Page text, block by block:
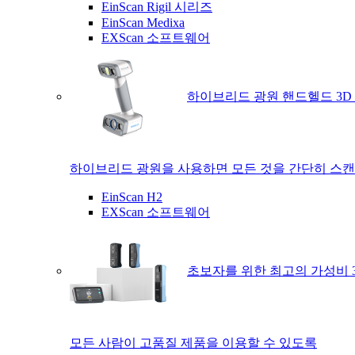
EinScan Rigil 시리즈
EinScan Medixa
EXScan 소프트웨어
하이브리드 광원 핸드헬드 3D
하이브리드 광원을 사용하면 모든 것을 간단히 스
EinScan H2
EXScan 소프트웨어
초보자를 위한 최고의 가성비
모든 사람이 고품질 제품을 이용할 수 있도록